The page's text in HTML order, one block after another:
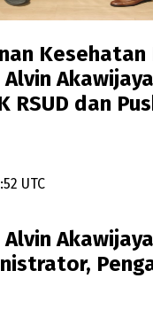
Kesehatan
RSUD dan
UTC